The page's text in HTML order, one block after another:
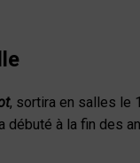
, sortira en salles le
débuté à la fin des